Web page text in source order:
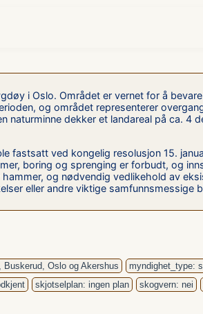
i Oslo. Området er vernet for å
og området representerer
naturminne dekker et landareal på ca.
fastsatt ved kongelig resolusjon 15.
boring og sprenging er forbudt, og
og nødvendig vedlikehold av
eller andre viktige samfunnsmessige
Oslo og Akershus myndighet_type:
skjotselplan: ingen plan skogvern: nei